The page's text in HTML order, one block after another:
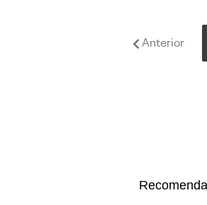
Anterior